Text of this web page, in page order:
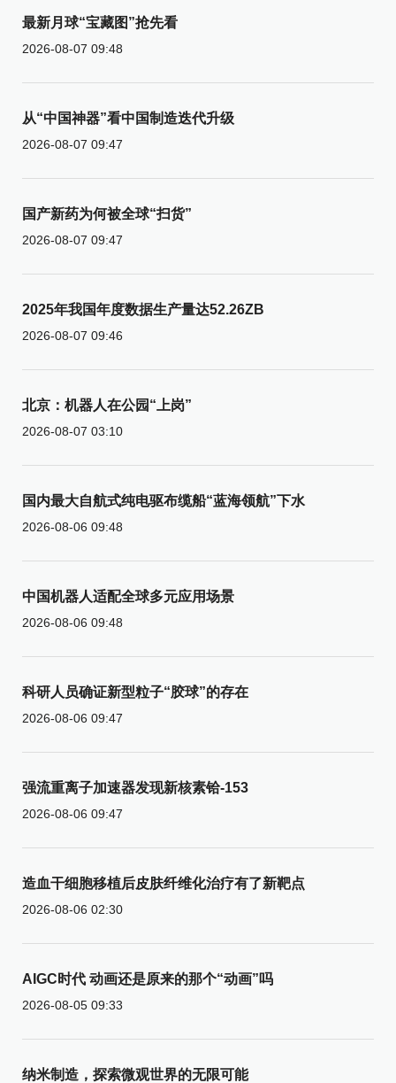
最新月球“宝藏图”抢先看
2026-08-07 09:48
从“中国神器”看中国制造迭代升级
2026-08-07 09:47
国产新药为何被全球“扫货”
2026-08-07 09:47
2025年我国年度数据生产量达52.26ZB
2026-08-07 09:46
北京：机器人在公园“上岗”
2026-08-07 03:10
国内最大自航式纯电驱布缆船“蓝海领航”下水
2026-08-06 09:48
中国机器人适配全球多元应用场景
2026-08-06 09:48
科研人员确证新型粒子“胶球”的存在
2026-08-06 09:47
强流重离子加速器发现新核素铪-153
2026-08-06 09:47
造血干细胞移植后皮肤纤维化治疗有了新靶点
2026-08-06 02:30
AIGC时代 动画还是原来的那个“动画”吗
2026-08-05 09:33
纳米制造，探索微观世界的无限可能